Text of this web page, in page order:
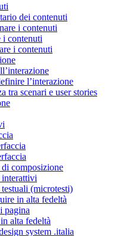
dei contenuti
i contenuti
i contenuti
i contenuti
l’interazione
tra scenari e user stories
composizione
(microtesti)
in alta fedeltà
pagina
alta fedeltà
system .italia